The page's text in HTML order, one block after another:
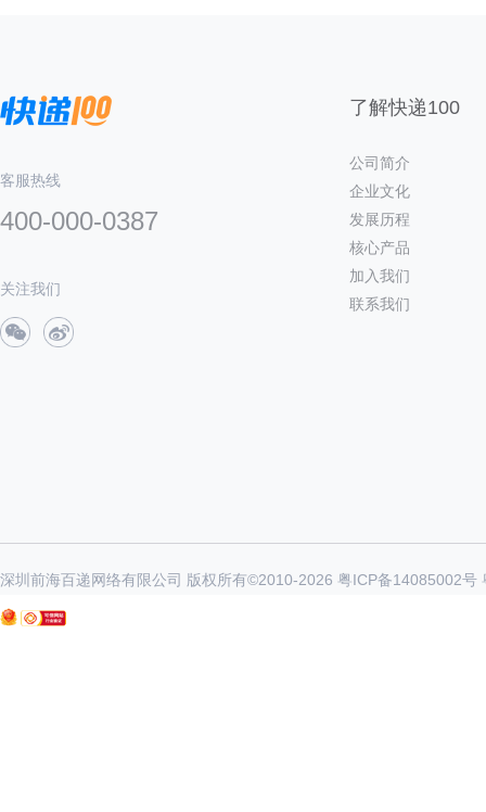
客服热线
400-000-0387
关注我们
了解快递100
公司简介
企业文化
发展历程
核心产品
加入我们
联系我们
深圳前海百递网络有限公司 版权所有©2010-2026 粤ICP备14085002号